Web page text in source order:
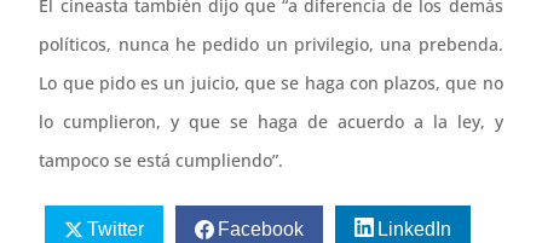
El cineasta también dijo que “a diferencia de los demás
políticos, nunca he pedido un privilegio, una prebenda.
Lo que pido es un juicio, que se haga con plazos, que no
lo cumplieron, y que se haga de acuerdo a la ley, y
tampoco se está cumpliendo”.
Twitter Facebook LinkedIn